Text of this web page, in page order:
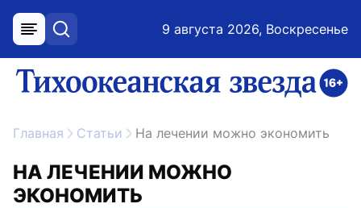
меню поиск 9 августа 2026, Воскресенье
ссылка на главную
Главная Статьи На лечении можно экономить
НА ЛЕЧЕНИИ МОЖНО
ЭКОНОМИТЬ